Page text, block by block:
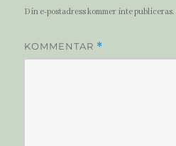
Din e-postadress kommer inte publiceras.
KOMMENTAR *